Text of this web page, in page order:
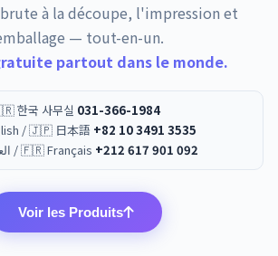
à la découpe, l'impression et
— tout-en-un.
partout dans le monde.
한국 사무실 031-366-1984
/ 🇯🇵 日本語 +82 10 3491 3535
🇸🇦 العربية / 🇫🇷 Français +212 617 901 092
Voir les Produits